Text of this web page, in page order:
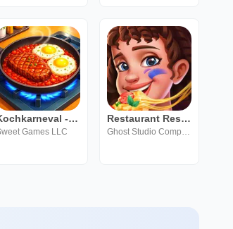
Kochkarneval - Chefspiel
Games LLC
Restaurant Rescue - Kochspiele
Ghost Studio Company